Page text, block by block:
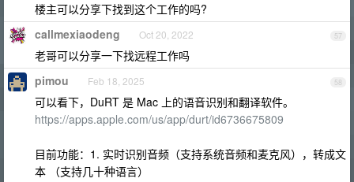
楼主可以分享下找到这个工作的吗?
57
callmexiaodeng Oct 20, 2022
老哥可以分享一下找远程工作吗
58
pimou Feb 18, 2025
可以看下，DuRT 是 Mac 上的语音识别和翻译软件。
https://apps.apple.com/us/app/durt/id6736675809
目前功能：1. 实时识别音频（支持系统音频和麦克风），转成文
本 （支持几十种语言）